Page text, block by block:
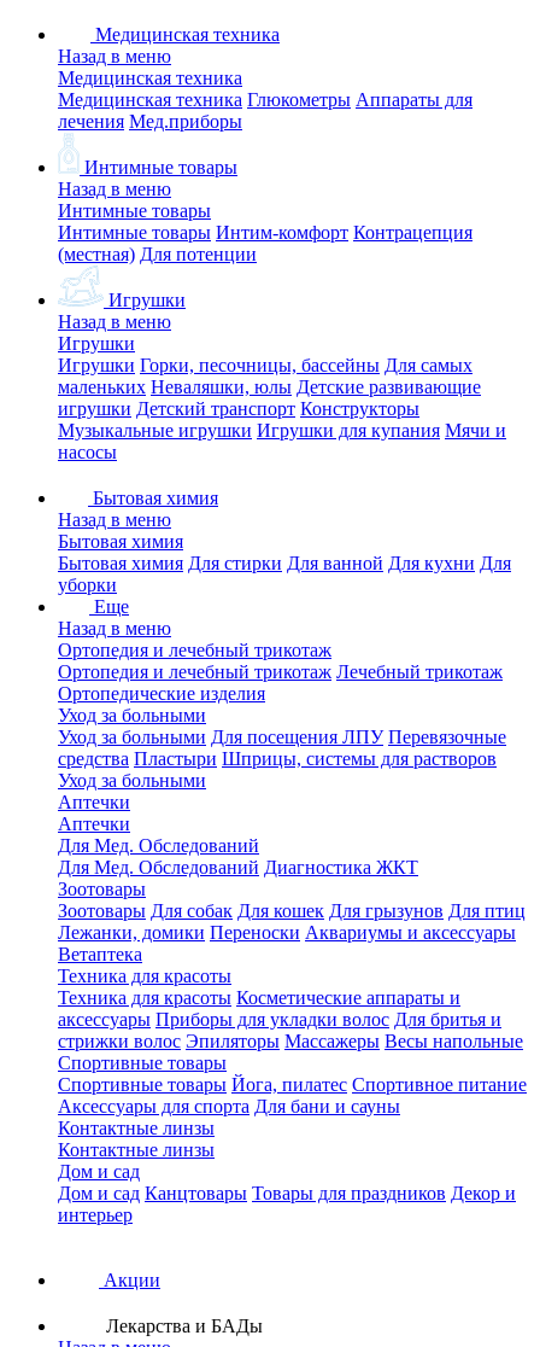
Медицинская техника
Назад в меню
Медицинская техника
Медицинская техника Глюкометры Аппараты для
лечения Мед.приборы
Интимные товары
Назад в меню
Интимные товары
Интимные товары Интим-комфорт Контрацепция
(местная) Для потенции
Игрушки
Назад в меню
Игрушки
Игрушки Горки, песочницы, бассейны Для самых
маленьких Неваляшки, юлы Детские развивающие
игрушки Детский транспорт Конструкторы
Музыкальные игрушки Игрушки для купания Мячи и
насосы
Бытовая химия
Назад в меню
Бытовая химия
Бытовая химия Для стирки Для ванной Для кухни Для
уборки
Еще
Назад в меню
Ортопедия и лечебный трикотаж
Ортопедия и лечебный трикотаж Лечебный трикотаж
Ортопедические изделия
Уход за больными
Уход за больными Для посещения ЛПУ Перевязочные
средства Пластыри Шприцы, системы для растворов
Уход за больными
Аптечки
Аптечки
Для Мед. Обследований
Для Мед. Обследований Диагностика ЖКТ
Зоотовары
Зоотовары Для собак Для кошек Для грызунов Для птиц
Лежанки, домики Переноски Аквариумы и аксессуары
Ветаптека
Техника для красоты
Техника для красоты Косметические аппараты и
аксессуары Приборы для укладки волос Для бритья и
стрижки волос Эпиляторы Массажеры Весы напольные
Спортивные товары
Спортивные товары Йога, пилатес Спортивное питание
Аксессуары для спорта Для бани и сауны
Контактные линзы
Контактные линзы
Дом и сад
Дом и сад Канцтовары Товары для праздников Декор и
интерьер
Акции
Лекарства и БАДы